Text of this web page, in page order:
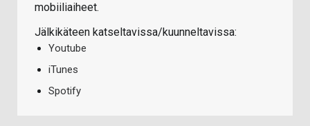
mobiiliaiheet.
Jälkikäteen katseltavissa/kuunneltavissa:
Youtube
iTunes
Spotify